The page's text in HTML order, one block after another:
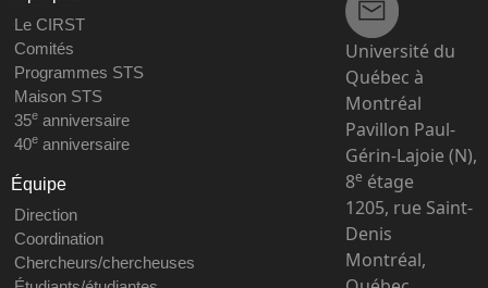
Le CIRST
Comités
Programmes STS
Maison STS
35eanniversaire
40eanniversaire
Équipe
Direction
Coordination
Chercheurs/chercheuses
Université du
Québec à
Montréal
Pavillon Paul-
Gérin-Lajoie (N),
8e étage
1205, rue Saint-
Denis
Montréal,